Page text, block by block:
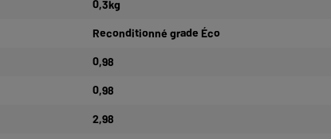
0,3kg
Reconditionné grade Éco
0,98
0,98
2,98